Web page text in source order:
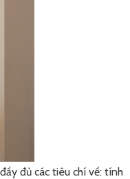
đủ các tiêu chí về: tính